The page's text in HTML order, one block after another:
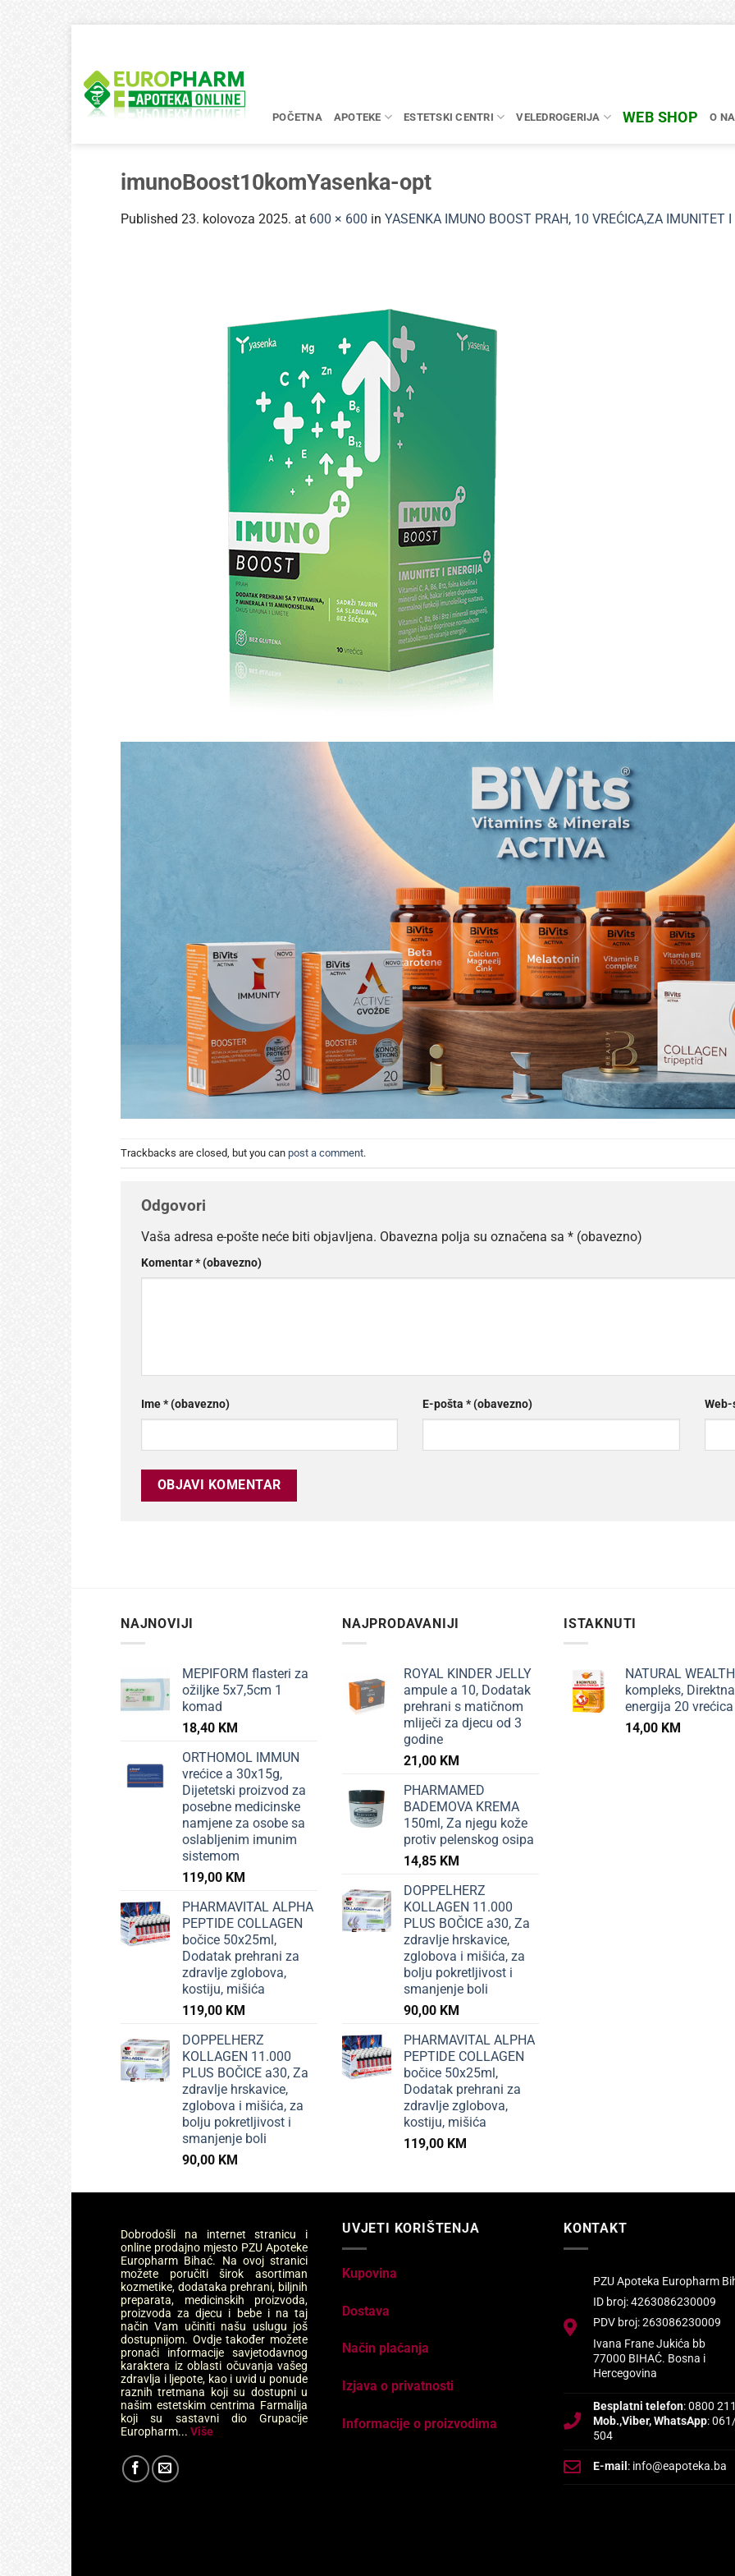
content
POČETNA APOTEKE ESTETSKI CENTRI VELEDROGERIJA WEB SHOP O
imunoBoost10komYasenka-opt
Published 23. kolovoza 2025. at 600 × 600 in YASENKA IMUNO BOOST PRAH, 10 VREĆICA,ZA IMUNITET I
Trackbacks are closed, but you can post a comment.
Odgovori
Vaša adresa e-pošte neće biti objavljena. Obavezna polja su označena sa * (obavezno)
Komentar* (obavezno)
Ime* (obavezno) E-pošta* (obavezno)
NAJNOVIJI
MEPIFORM flasteri za
ožiljke 5x7,5cm 1
komad
18,40 KM
ORTHOMOL IMMUN
vrećice a 30x15g,
Dijetetski proizvod za
posebne medicinske
namjene za osobe sa
oslabljenim imunim
sistemom
119,00 KM
PHARMAVITAL ALPHA
PEPTIDE COLLAGEN
bočice 50x25ml,
Dodatak prehrani za
zdravlje zglobova,
kostiju, mišića
119,00 KM
DOPPELHERZ
KOLLAGEN 11.000
PLUS BOČICE a30, Za
zdravlje hrskavice,
zglobova i mišića, za
bolju pokretljivost i
smanjenje boli
90,00 KM
NAJPRODAVANIJI
ROYAL KINDER JELLY
ampule a 10, Dodatak
prehrani s matičnom
mliječi za djecu od 3
godine
21,00 KM
PHARMAMED
BADEMOVA KREMA
150ml, Za njegu kože
protiv pelenskog osipa
14,85 KM
DOPPELHERZ
KOLLAGEN 11.000
PLUS BOČICE a30, Za
zdravlje hrskavice,
zglobova i mišića, za
bolju pokretljivost i
smanjenje boli
90,00 KM
PHARMAVITAL ALPHA
PEPTIDE COLLAGEN
bočice 50x25ml,
Dodatak prehrani za
zdravlje zglobova,
kostiju, mišića
119,00 KM
ISTAKNUTI
NATURAL
kompleks, Direktna
energija 20 vrećica
14,00 KM
Dobrodošli na internet stranicu i
online prodajno mjesto PZU Apoteke
Europharm Bihać. Na ovoj stranici
možete poručiti širok asortiman
kozmetike, dodataka prehrani, biljnih
preparata, medicinskih proizvoda,
proizvoda za djecu i bebe i na taj
način Vam učiniti našu uslugu još
dostupnijom. Ovdje također možete
pronaći informacije savjetodavnog
karaktera iz oblasti očuvanja vašeg
zdravlja i ljepote, kao i uvid u ponude
raznih tretmana koji su dostupni u
našim estetskim centrima Farmalija
koji su sastavni dio Grupacije
Europharm... Više
UVJETI KORIŠTENJA
Kupovina
Dostava
Način plaćanja
Izjava o privatnosti
Informacije o proizvodima
KONTAKT
PZU Apoteka Europharm
ID broj: 4263086230009
PDV broj: 263086230009
Ivana Frane Jukića bb
77000 BIHAĆ. Bosna i
Hercegovina
Besplatni telefon: 0800
Mob.,Viber, WhatsApp:
504
E-mail : info@eapoteka.ba